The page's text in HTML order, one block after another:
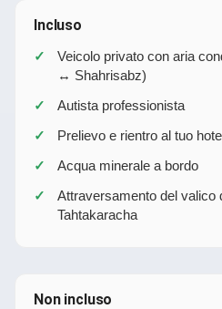
Incluso
Veicolo privato con aria
↔ Shahrisabz)
Autista professionista
Prelievo e rientro al tuo
Acqua minerale a bordo
Attraversamento del valico
Tahtakaracha
Non incluso